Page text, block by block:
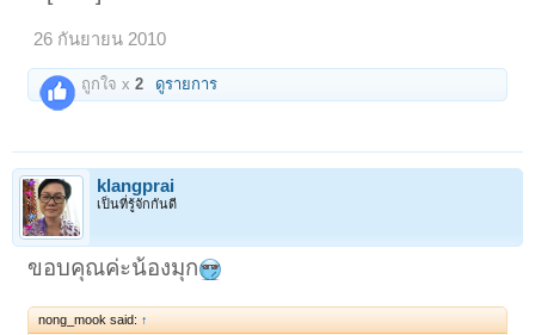
26 กันยายน 2010
ถูกใจ x2 ดูรายการ
klangprai
เป็นที่รู้จักกันดี
ขอบคุณค่ะน้องมุก
nong_mook said: ↑